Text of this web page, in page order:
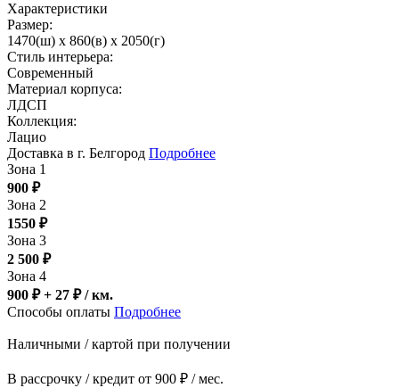
Характеристики
Размер:
1470(ш) x 860(в) x 2050(г)
Стиль интерьера:
Современный
Материал корпуса:
ЛДСП
Коллекция:
Лацио
Доставка в г. Белгород Подробнее
Зона 1
900 ₽
Зона 2
1550 ₽
Зона 3
2 500 ₽
Зона 4
900 ₽ + 27 ₽/ км.
Способы оплаты Подробнее
Наличными / картой при получении
В рассрочку / кредит от 900 ₽ / мес.